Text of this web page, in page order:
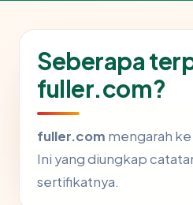
Seberapa
fuller.com?
fuller.com mengarah
Ini yang diungkap
sertifikatnya.